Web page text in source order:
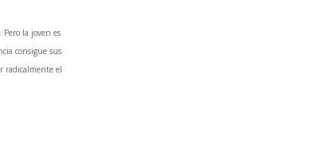
la joven es
consigue sus
radicalmente el